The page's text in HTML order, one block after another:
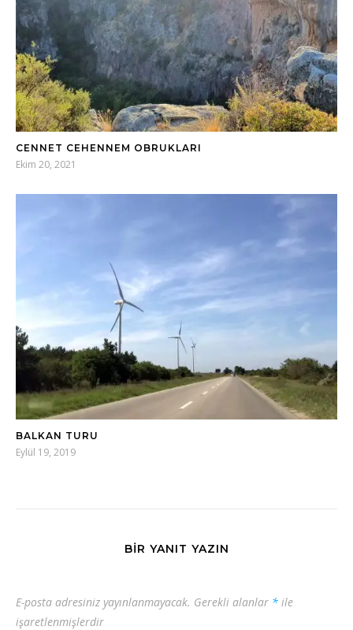
CENNET CEHENNEM OBRUKLARI
Ekim 20, 2021
BALKAN TURU
Eylül 19, 2019
BIR YANIT YAZIN
E-posta adresiniz yayınlanmayacak. Gerekli alanlar * ile
işaretlenmişlerdir